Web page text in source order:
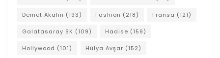
Demet Akalın (193) Fashion (218) Fransa (121)
Galatasaray SK (109) Hadise (159)
Hollywood (101) Hülya Avşar (152)